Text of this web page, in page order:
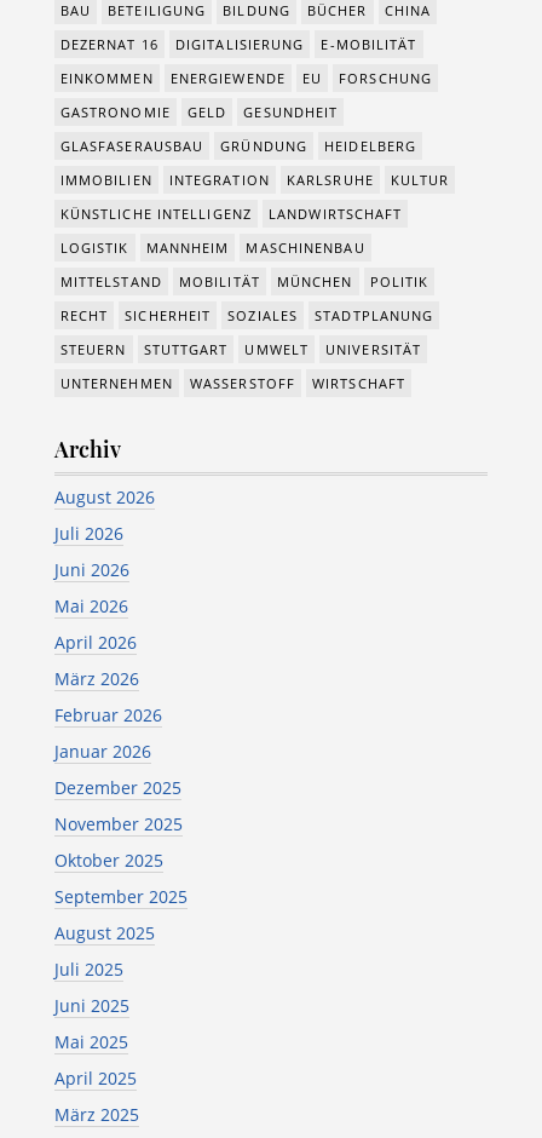
BAU
BETEILIGUNG BILDUNG BÜCHER
CHINA
DEZERNAT 16
DIGITALISIERUNG
E-MOBILITÄT
EINKOMMEN
ENERGIEWENDE EU
FORSCHUNG
GASTRONOMIE
GELD
GESUNDHEIT
GLASFASERAUSBAU
GRÜNDUNG
HEIDELBERG
IMMOBILIEN
INTEGRATION KARLSRUHE
KULTUR
KÜNSTLICHE INTELLIGENZ
LANDWIRTSCHAFT
LOGISTIK
MANNHEIM
MASCHINENBAU
MITTELSTAND
MOBILITÄT MÜNCHEN
POLITIK
RECHT
SICHERHEIT SOZIALES
STADTPLANUNG
STEUERN
STUTTGART UMWELT
UNIVERSITÄT
UNTERNEHMEN
WASSERSTOFF WIRTSCHAFT
Archiv
August 2026
Juli 2026
Juni 2026
Mai 2026
April 2026
März 2026
Februar 2026
Januar 2026
Dezember 2025
November 2025
Oktober 2025
September 2025
August 2025
Juli 2025
Juni 2025
Mai 2025
April 2025
März 2025